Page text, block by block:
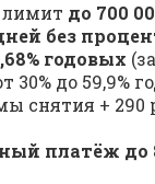
до 700
без
годовых
30% до 59,9%
снятия + 290
платёж до